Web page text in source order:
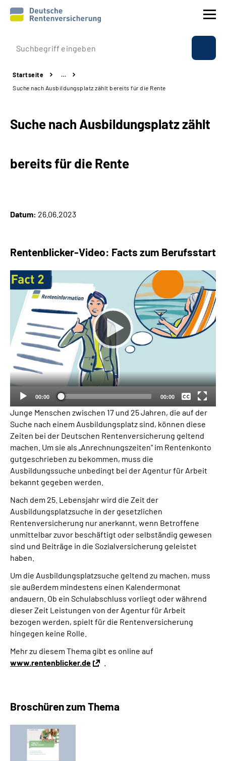
Prävention
Reha
Experten
Suche
Language
Inhalte in Gebärdensprache (DGS)
Leichte Sprache
Mein Kundenportal
Startseite
…
Suche nach Ausbildungsplatz zählt bereits für die Rente
Suche nach Ausbildungsplatz zählt
bereits für die Rente
Datum: 26.06.2023
Rentenblicker-Video: Facts zum Berufsstart
00:00 00:00
Deutsch
Junge Menschen zwischen 17 und 25 Jahren, die auf der
Suche nach einem Ausbildungsplatz sind, können diese
Zeiten bei der Deutschen Rentenversicherung geltend
machen. Um sie als „Anrechnungszeiten“ im Rentenkonto
gutgeschrieben zu bekommen, muss die
Ausbildungssuche unbedingt bei der Agentur für Arbeit
bekannt gegeben werden.
Nach dem 25. Lebensjahr wird die Zeit der
Ausbildungsplatzsuche in der gesetzlichen
Rentenversicherung nur anerkannt, wenn Betroffene
unmittelbar zuvor beschäftigt oder selbständig gewesen
sind und Beiträge in die Sozialversicherung geleistet
haben.
Um die Ausbildungsplatzsuche geltend zu machen, muss
sie außerdem mindestens einen Kalendermonat
andauern. Ob ein Schulabschluss vorliegt oder während
dieser Zeit Leistungen von der Agentur für Arbeit
bezogen werden, spielt für die Rentenversicherung
hingegen keine Rolle.
Mehr zu diesem Thema gibt es online auf
www.rentenblicker.de
Broschüren zum Thema